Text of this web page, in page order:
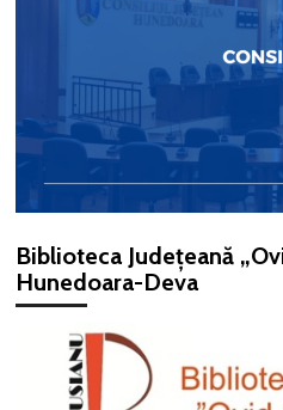
Biblioteca Județeană
Hunedoara-Deva